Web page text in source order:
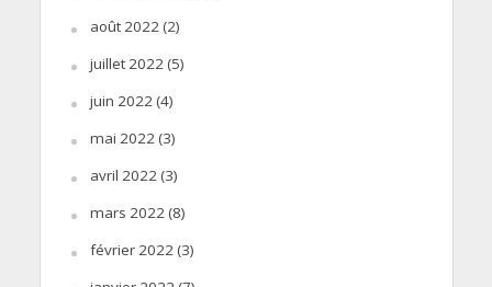
août 2022(2)
juillet 2022(5)
juin 2022(4)
mai 2022(3)
avril 2022(3)
mars 2022(8)
février 2022(3)